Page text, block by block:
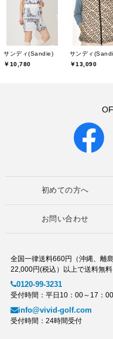
サンディ(Sandie)
￥10,780
サンディ
￥13,090
初めての方へ
お問い合わせ
全国一律送料660円（沖縄、離島
22,000円(税込）以上で送料無料
0120-99-3231
受付時間：平日10：00～17：00
info@vivid-golf.com
受付時間：24時間受付